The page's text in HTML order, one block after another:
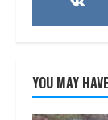
YOU MAY